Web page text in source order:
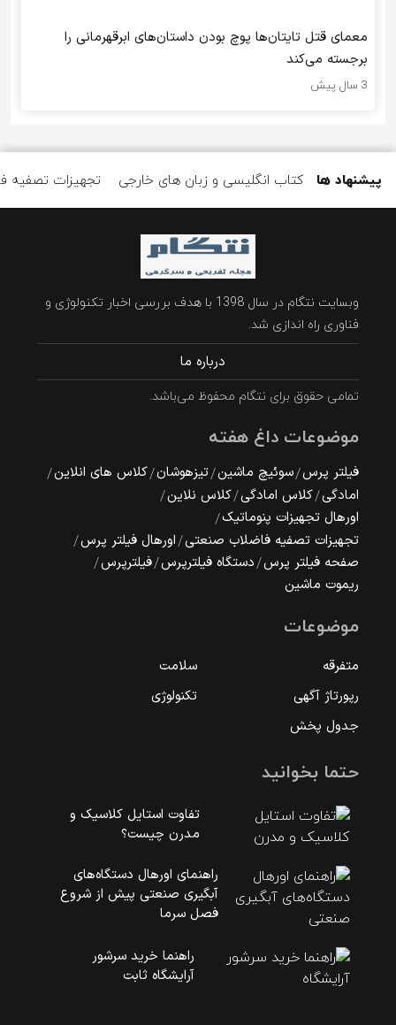
معمای قتل تایتان‌ها پوچ بودن داستان‌های ابرقهرمانی را
برجسته می‌کند
3 سال پیش
پیشنهاد ها تجهیزات تصفیه کتاب انگلیسی و زبان های خارجی
وبسایت نتگام در سال 1398 با هدف بررسی اخبار تکنولوژی و
فناوری راه اندازی شد.
درباره ما
تمامی حقوق برای نتگام محفوظ می‌باشد.
موضوعات داغ هفته
فیلتر پرس سوئیچ ماشین تیزهوشان کلاس های انلاین
امادگی کلاس امادگی کلاس نلاین
اورهال تجهیزات پنوماتیک
تجهیزات تصفیه فاضلاب صنعتی اورهال فیلتر پرس
صفحه فیلتر پرس دستگاه فیلترپرس فیلترپرس
ریموت ماشین
موضوعات
متفرقه
سلامت
رپورتاژ آگهی
تکنولوژی
جدول پخش
حتما بخوانید
تفاوت استایل کلاسیک و
مدرن چیست؟
راهنمای اورهال دستگاه‌های
آبگیری صنعتی پیش از شروع
فصل سرما
راهنما خرید سرشور
آرایشگاه ثابت